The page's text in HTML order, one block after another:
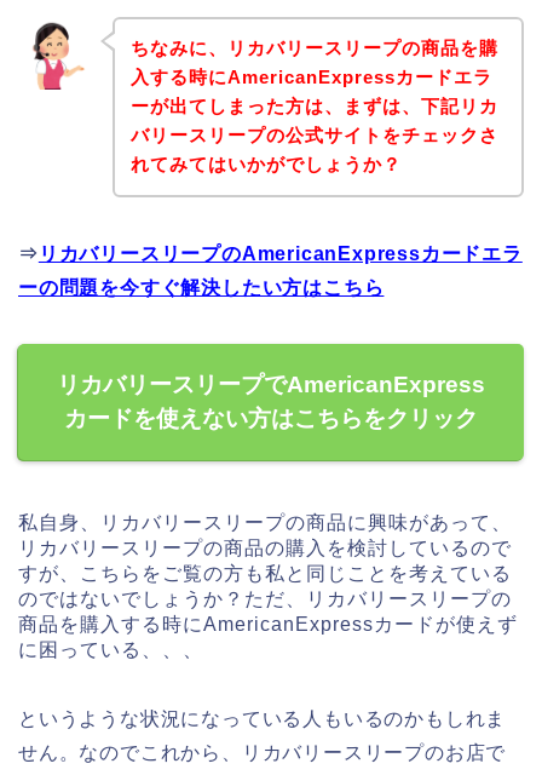
ちなみに、リカバリースリープの商品を購
入する時にAmericanExpressカードエラ
ーが出てしまった方は、まずは、下記リカ
バリースリープの公式サイトをチェックさ
れてみてはいかがでしょうか？
⇒ リカバリースリープのAmericanExpressカードエラ
ーの問題を今すぐ解決したい方はこちら
リカバリースリープでAmericanExpress
カードを使えない方はこちらをクリック
私自身、リカバリースリープの商品に興味があって、
リカバリースリープの商品の購入を検討しているので
すが、こちらをご覧の方も私と同じことを考えている
のではないでしょうか？ただ、リカバリースリープの
商品を購入する時にAmericanExpressカードが使えず
に困っている、、、
というような状況になっている人もいるのかもしれま
せん。なのでこれから、リカバリースリープのお店で